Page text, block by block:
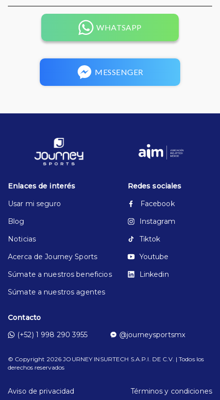
WHATSAPP
MESSENGER
Enlaces de interés
Usar mi seguro
Blog
Noticias
Acerca de Journey Sports
Súmate a nuestros beneficios
Súmate a nuestros agentes
Redes sociales
Facebook
Instagram
Tiktok
Youtube
Linkedin
Contacto
(+52) 1 998 290 3955
@journeysportsmx
© Copyright 2026 JOURNEY INSURTECH S.A.P.I. DE C.V. | Todos los
derechos reservados
Aviso de privacidad Términos y condiciones